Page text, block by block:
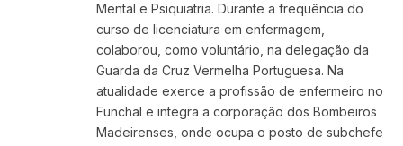
Mental e Psiquiatria. Durante a frequência do
curso de licenciatura em enfermagem,
colaborou, como voluntário, na delegação da
Guarda da Cruz Vermelha Portuguesa. Na
atualidade exerce a profissão de enfermeiro no
Funchal e integra a corporação dos Bombeiros
Madeirenses, onde ocupa o posto de subchefe